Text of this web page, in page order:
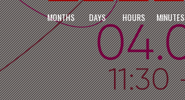
MONTHS DAYS HOURS MINUTES